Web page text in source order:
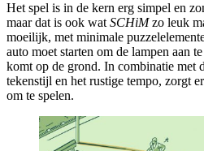
Het spel is in de kern erg simpel en
maar dat is ook wat SCHiMzo leuk
moeilijk, met minimale
auto moet starten om de lampen aan
komt op de grond. In combinatie met
tekenstijl en het rustige tempo, zorgt
om te spelen.